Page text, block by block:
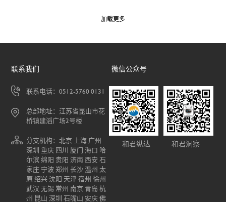
加载更多
联系我们
联系电话：0512-5760 0131
总部地址：江苏省昆山市花
桥镇建滔广场2号楼
分支机构：北京 上海 广州
深圳 重庆 四川 厦门 海口 哈
尔滨 绵阳 贵阳 济南 西安 石
家庄 宁波 郑州 长沙 温州 太
原 绍兴 沈阳 天津 宿州 徐州
武汉 无锡 常州 南京 青岛 杭
州 昆山 深圳 石嘴山 安庆 佛
微信公众号
和君纵达 和君洞察